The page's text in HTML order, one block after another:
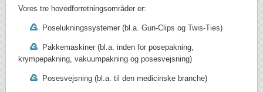
Vores tre hovedforretningsområder er:
Poselukningssystemer (bl.a. Gun-Clips og Twis-Ties)
Pakkemaskiner (bl.a. inden for posepakning,
krympepakning, vakuumpakning og posesvejsning)
Posesvejsning (bl.a. til den medicinske branche)